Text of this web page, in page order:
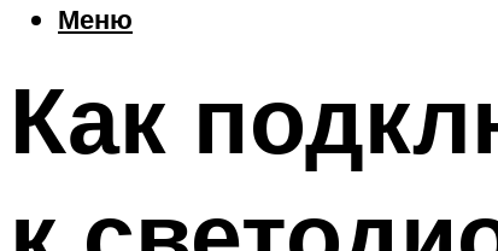
Меню
Как